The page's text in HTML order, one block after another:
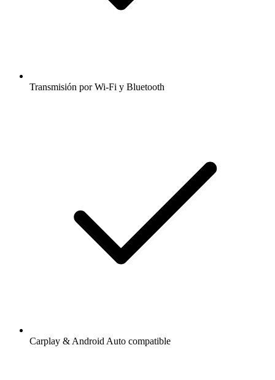
Transmisión por Wi-Fi y Bluetooth
Carplay & Android Auto compatible